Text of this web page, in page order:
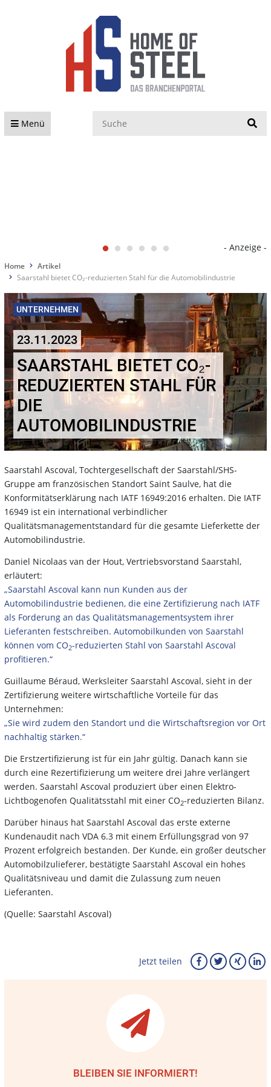
Menü
- Anzeige -
Home
Artikel
Saarstahl bietet CO₂-reduzierten Stahl für die Automobilindustrie
UNTERNEHMEN
23.11.2023
SAARSTAHL BIETET CO₂-
REDUZIERTEN STAHL FÜR
DIE
AUTOMOBILINDUSTRIE
Saarstahl Ascoval, Tochtergesellschaft der Saarstahl/SHS-
Gruppe am französischen Standort Saint Saulve, hat die
Konformitätserklärung nach IATF 16949:2016 erhalten. Die IATF
16949 ist ein international verbindlicher
Qualitätsmanagementstandard für die gesamte Lieferkette der
Automobilindustrie.
Daniel Nicolaas van der Hout, Vertriebsvorstand Saarstahl,
erläutert:
„Saarstahl Ascoval kann nun Kunden aus der
Automobilindustrie bedienen, die eine Zertifizierung nach IATF
als Forderung an das Qualitätsmanagementsystem ihrer
Lieferanten festschreiben. Automobilkunden von Saarstahl
können vom CO2-reduzierten Stahl von Saarstahl Ascoval
profitieren.“
Guillaume Béraud, Werksleiter Saarstahl Ascoval, sieht in der
Zertifizierung weitere wirtschaftliche Vorteile für das
Unternehmen:
„Sie wird zudem den Standort und die Wirtschaftsregion vor Ort
nachhaltig stärken.“
Die Erstzertifizierung ist für ein Jahr gültig. Danach kann sie
durch eine Rezertifizierung um weitere drei Jahre verlängert
werden. Saarstahl Ascoval produziert über einen Elektro-
Lichtbogenofen Qualitätsstahl mit einer CO2-reduzierten Bilanz.
Darüber hinaus hat Saarstahl Ascoval das erste externe
Kundenaudit nach VDA 6.3 mit einem Erfüllungsgrad von 97
Prozent erfolgreich bestanden. Der Kunde, ein großer deutscher
Automobilzulieferer, bestätigte Saarstahl Ascoval ein hohes
Qualitätsniveau und damit die Zulassung zum neuen
Lieferanten.
(Quelle: Saarstahl Ascoval)
Jetzt teilen
BLEIBEN SIE INFORMIERT!